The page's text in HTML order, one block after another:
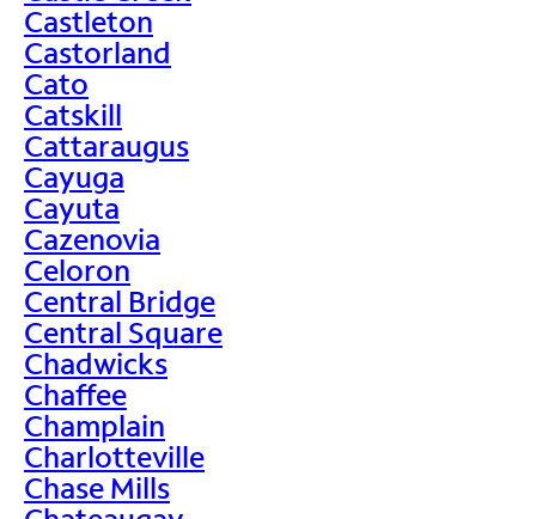
Castleton
Castorland
Cato
Catskill
Cattaraugus
Cayuga
Cayuta
Cazenovia
Celoron
Central Bridge
Central Square
Chadwicks
Chaffee
Champlain
Charlotteville
Chase Mills